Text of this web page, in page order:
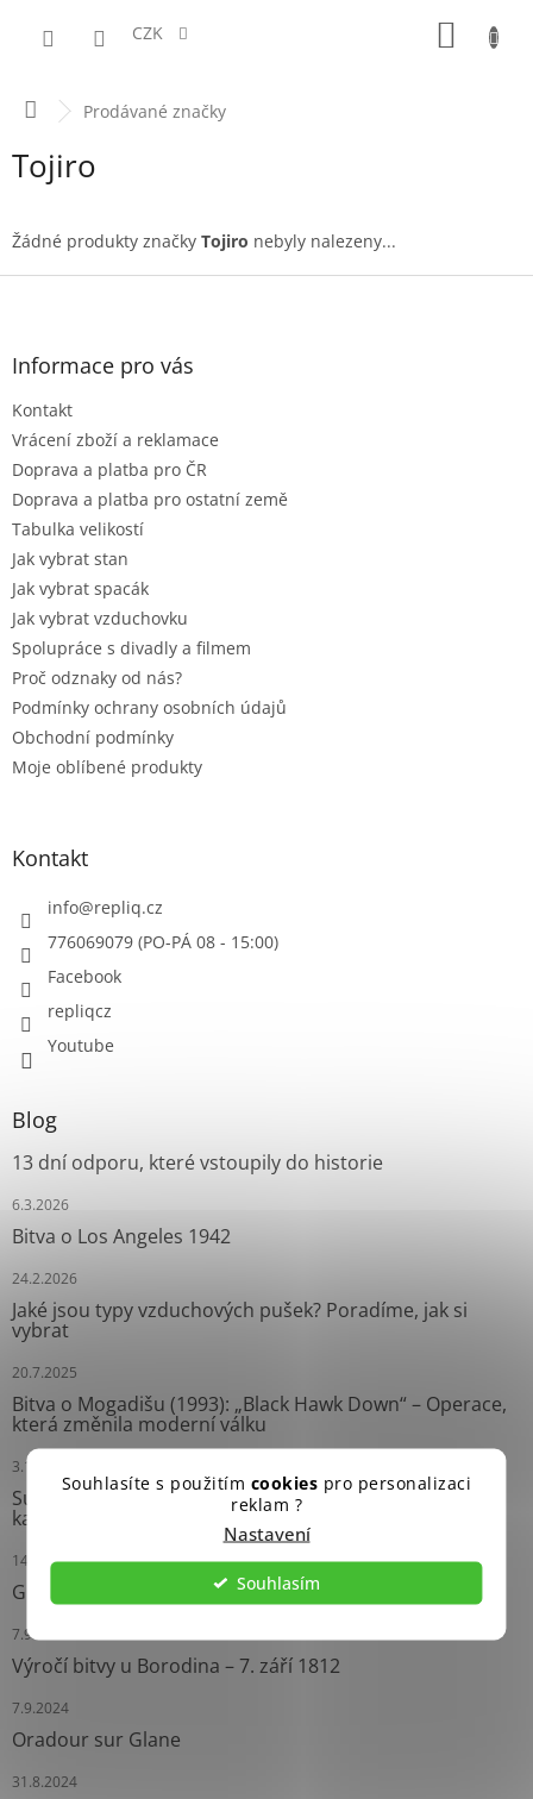
Souhlasíte s použitím cookies pro personalizaci
reklam ?
Nastavení
Souhlasím
CZK
DomůProdávané značky
Tojiro
Žádné produkty značky Tojiro nebyly nalezeny...
Z
Informace pro vás
Kontakt
Vrácení zboží a reklamace
Doprava a platba pro ČR
Doprava a platba pro ostatní země
Tabulka velikostí
Jak vybrat stan
Jak vybrat spacák
Jak vybrat vzduchovku
Spolupráce s divadly a filmem
Proč odznaky od nás?
Podmínky ochrany osobních údajů
Obchodní podmínky
Moje oblíbené produkty
Kontakt
info@repliq.cz
776069079 (PO-PÁ 08 - 15:00)
Facebook
repliqcz
Youtube
Blog
13 dní odporu, které vstoupily do historie
6.3.2026
Bitva o Los Angeles 1942
24.2.2026
Jaké jsou typy vzduchových pušek? Poradíme, jak si
vybrat
20.7.2025
Bitva o Mogadišu (1993): „Black Hawk Down“ – Operace,
která změnila moderní válku
3.10.2024
Survival náramky: Neprávem opomíjení pomocníci
každého dobrodruha
14.9.2024
Grease Gun: Ikonický Samopal Druhé světové války
7.9.2024
Výročí bitvy u Borodina – 7. září 1812
7.9.2024
Oradour sur Glane
31.8.2024